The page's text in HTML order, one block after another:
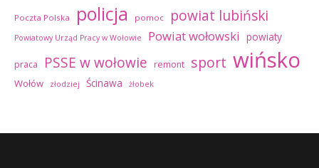
Poczta Polska policja pomoc powiat lubiński
Powiatowy Urząd Pracy w Wołowie Powiat wołowski powiaty
praca PSSE w wołowie remont sport wińsko
Wołów złodziej Ścinawa żłobek